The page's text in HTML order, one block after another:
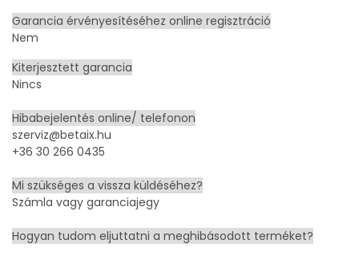
Garancia érvényesítéséhez online regisztráció
Nem
Kiterjesztett garancia
Nincs
Hibabejelentés online/ telefonon
szerviz@betaix.hu
+36 30 266 0435
Mi szükséges a vissza küldéséhez?
Számla vagy garanciajegy
Hogyan tudom eljuttatni a meghibásodott terméket?